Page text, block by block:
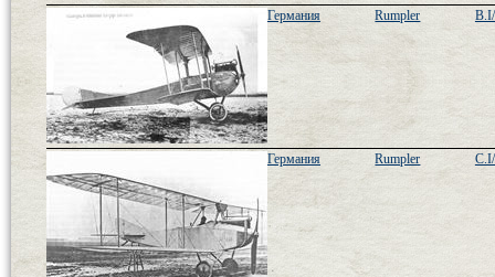
Германия Rumpler
Германия Rumpler